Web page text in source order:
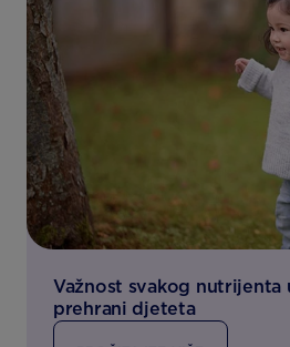
Važnost svakog nutrijenta
prehrani djeteta